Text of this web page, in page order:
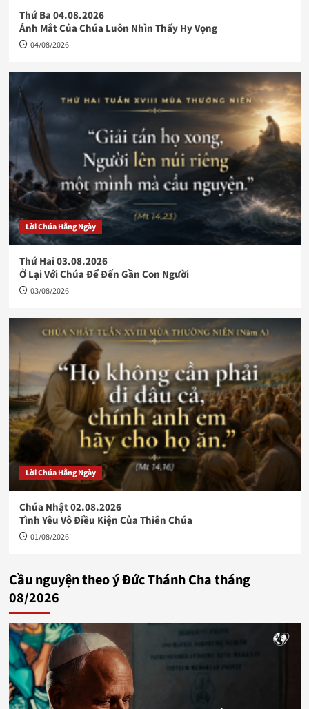
Thứ Ba 04.08.2026
Ánh Mắt Của Chúa Luôn Nhìn Thấy Hy Vọng
04/08/2026
Lời Chúa Hằng Ngày
Thứ Hai 03.08.2026
Ở Lại Với Chúa Để Đến Gần Con Người
03/08/2026
Lời Chúa Hằng Ngày
Chúa Nhật 02.08.2026
Tình Yêu Vô Điều Kiện Của Thiên Chúa
01/08/2026
Cầu nguyện theo ý Đức Thánh Cha tháng
08/2026